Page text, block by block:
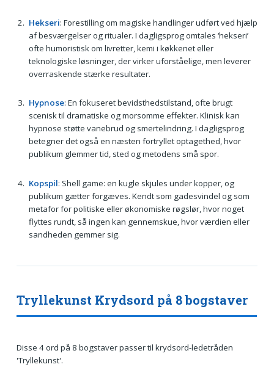
Hekseri: Forestilling om magiske handlinger udført ved hjælp
af besværgelser og ritualer. I dagligsprog omtales ‘hekseri’
ofte humoristisk om livretter, kemi i køkkenet eller
teknologiske løsninger, der virker uforståelige, men leverer
overraskende stærke resultater.
Hypnose: En fokuseret bevidsthedstilstand, ofte brugt
scenisk til dramatiske og morsomme effekter. Klinisk kan
hypnose støtte vanebrud og smertelindring. I dagligsprog
betegner det også en næsten fortryllet optagethed, hvor
publikum glemmer tid, sted og metodens små spor.
Kopspil: Shell game: en kugle skjules under kopper, og
publikum gætter forgæves. Kendt som gadesvindel og som
metafor for politiske eller økonomiske røgslør, hvor noget
flyttes rundt, så ingen kan gennemskue, hvor værdien eller
sandheden gemmer sig.
Tryllekunst Krydsord på 8 bogstaver
Disse 4 ord på 8 bogstaver passer til krydsord-ledetråden
'Tryllekunst'.